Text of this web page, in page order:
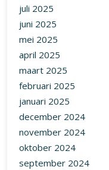
juli 2025
juni 2025
mei 2025
april 2025
maart 2025
februari 2025
januari 2025
december 2024
november 2024
oktober 2024
september 2024